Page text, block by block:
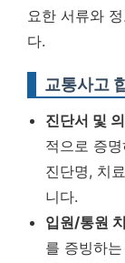
요한 서류와
다.
교통사고
진단서 및
적으로 증
진단명, 치
니다.
입원/통원
를 증빙하